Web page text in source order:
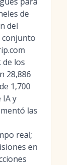
de
del
conjunto
los
28,886
1,700
y
las
real;
en